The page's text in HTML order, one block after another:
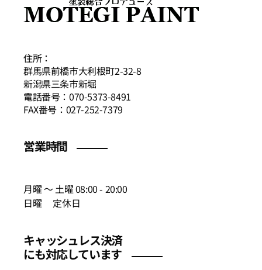
住所：
群馬県前橋市大利根町2-32-8
新潟県三条市新堀
電話番号：070-5373-8491
FAX番号：027-252-7379
営業時間
月曜 〜 土曜 08:00 - 20:00
日曜 定休日
キャッシュレス決済
にも対応しています